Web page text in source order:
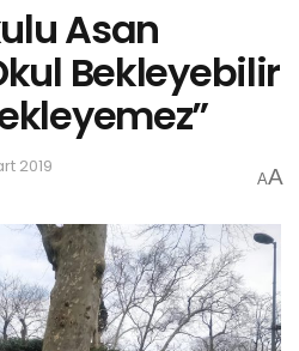
Asan
Bekleyebilir
2019
AA